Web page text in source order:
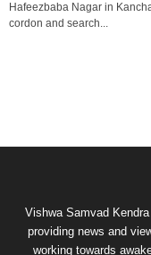
Hafeezbaba Nagar in
cordon and search...
Vishwa Samvad
providing news and
working towards